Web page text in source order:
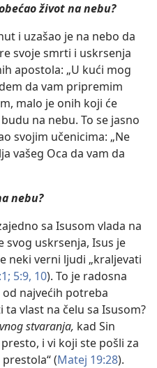
život na nebu?
i uzašao je na nebo da
svoje smrti i uskrsenja
apostola: „U kući mog
da vam pripremim
malo je onih koji će
na nebu. To se jasno
svojim učenicima: „Ne
vašeg Oca da vam da
nebu?
sa Isusom vlada na
svog uskrsenja, Isus je
neki verni ljudi „kraljevati
5:9, 10). To je radosna
najvećih potreba
ta vlast na čelu sa Isusom?
stvaranja, kad Sin
i vi koji ste pošli za
(Matej 19:28).